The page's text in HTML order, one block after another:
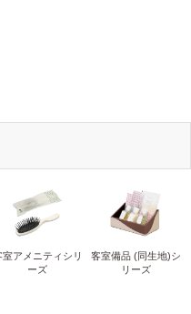
室アメニティシリ
ーズ
客室備品 (同生地)シ
リーズ